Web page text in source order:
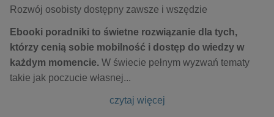
Rozwój osobisty dostępny zawsze i wszędzie
Ebooki poradniki to świetne rozwiązanie dla tych,
którzy cenią sobie mobilność i dostęp do wiedzy w
każdym momencie. W świecie pełnym wyzwań tematy
takie jak poczucie własnej...
czytaj więcej